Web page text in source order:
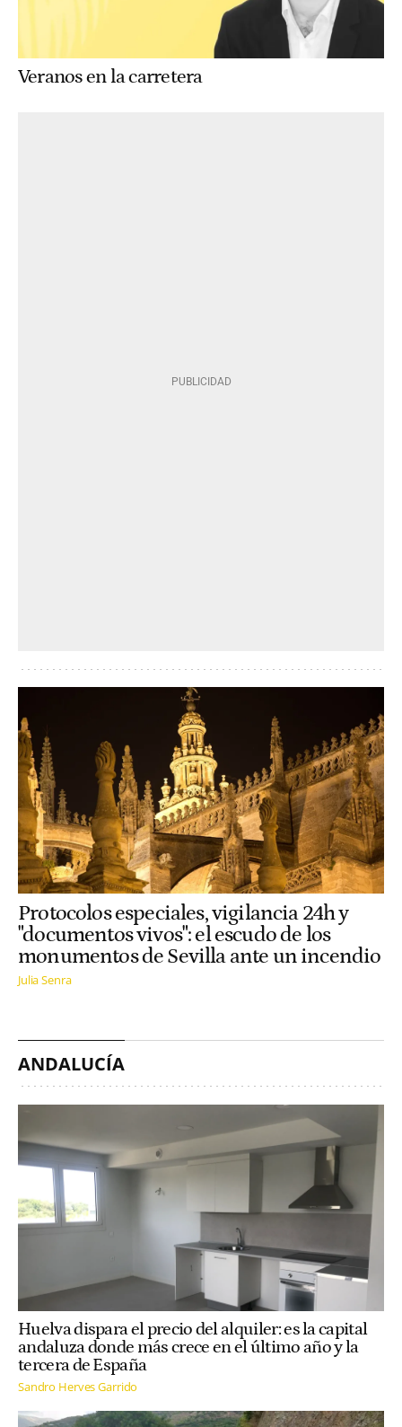
Veranos en la carretera
Protocolos especiales, vigilancia 24h y
"documentos vivos": el escudo de los
monumentos de Sevilla ante un incendio
Julia Senra
ANDALUCÍA
Huelva dispara el precio del alquiler: es la capital
andaluza donde más crece en el último año y la
tercera de España
Sandro Herves Garrido